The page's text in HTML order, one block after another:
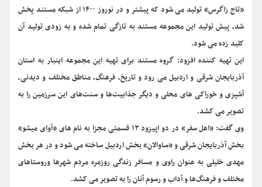
«تاج زاگرس» تولید می شود که پیشتر و در نوروز ۱۴۰۰ از شبکه مستند پخش
شد، پیش تولید این مجموعه مستند به تازگی تمام شده و به زودی تولید آن
کلید زده می شود.
این تهیه کننده افزود: گروه مستند برای تهیه این مجموعه اینبار به استان
آذربایجان شرقی و اردبیل می رود و تاریخ، فرهنگ، مناطق مختلف و دیدنی،
آشپزی و خوراکی های محلی و دیگر جذابیت‌ها و سنت‌های این سرزمین را به
تصویر می کشد.
‎وی گفت: «اهل سفر» در دو اپیزود ۱۳ قسمتی مجزا به نام های «آوای میشو»
بخش آذربایجان شرقی و «ساوالان» بخش اردبیل ساخته می شود و در هر بخش
مهدی خلیلی به عنوان راوی و مسافر زندگی روزمره مردم شهرها وروستاهای
مختلف و فرهنگ‌ها و آداب و رسوم آنان را به تصویر می کشد.